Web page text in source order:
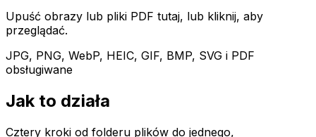
Upuść obrazy lub pliki PDF tutaj, lub kliknij, aby
przeglądać.
JPG, PNG, WebP, HEIC, GIF, BMP, SVG i PDF
obsługiwane
Jak to działa
Cztery kroki od folderu plików do jednego,